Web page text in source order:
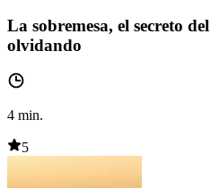
La sobremesa, el secreto
olvidando
4 min.
5